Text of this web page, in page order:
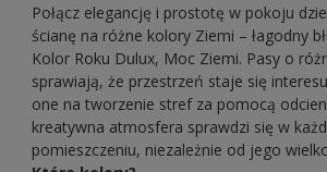
Połącz elegancję i prostotę w pokoju
ścianę na różne kolory Ziemi – łagodny
Kolor Roku Dulux, Moc Ziemi. Pasy o
sprawiają, że przestrzeń staje się
one na tworzenie stref za pomocą
kreatywna atmosfera sprawdzi się w
pomieszczeniu, niezależnie od jego